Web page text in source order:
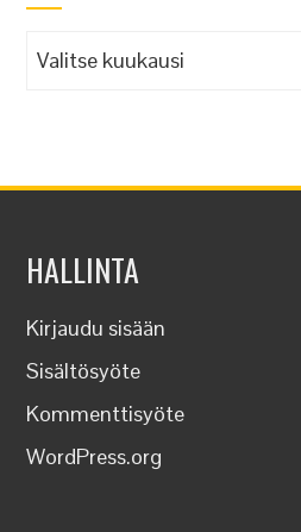
Arkistot
HALLINTA
Kirjaudu sisään
Sisältösyöte
Kommenttisyöte
WordPress.org